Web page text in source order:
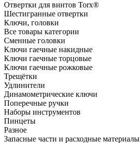
Отвертки для винтов Torx®
Шестигранные отвертки
Ключи, головки
Все товары категории
Сменные головки
Ключи гаечные накидные
Ключи гаечные торцовые
Ключи гаечные рожковые
Трещётки
Удлинители
Динамометрические ключи
Поперечные ручки
Наборы инструментов
Пинцеты
Разное
Запасные части и расходные материалы